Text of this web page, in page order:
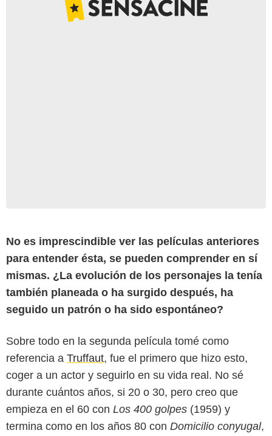
No es imprescindible ver las películas anteriores
para entender ésta, se pueden comprender en sí
mismas. ¿La evolución de los personajes la tenía
también planeada o ha surgido después, ha
seguido un patrón o ha sido espontáneo?
Sobre todo en la segunda película tomé como
referencia a Truffaut, fue el primero que hizo esto,
coger a un actor y seguirlo en su vida real. No sé
durante cuántos años, si 20 o 30, pero creo que
empieza en el 60 con Los 400 golpes (1959) y
termina como en los años 80 con Domicilio conyugal,